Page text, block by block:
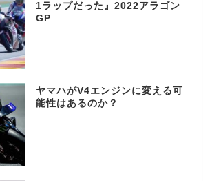
1ラップだった』2022アラゴン
GP
ヤマハがV4エンジンに変える可
能性はあるのか？